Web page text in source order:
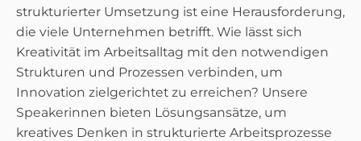
strukturierter Umsetzung ist eine Herausforderung,
die viele Unternehmen betrifft. Wie lässt sich
Kreativität im Arbeitsalltag mit den notwendigen
Strukturen und Prozessen verbinden, um
Innovation zielgerichtet zu erreichen? Unsere
Speakerinnen bieten Lösungsansätze, um
kreatives Denken in strukturierte Arbeitsprozesse